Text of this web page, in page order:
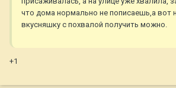
что дома нормально не пописаешь,а вот
вкусняшку с похвалой получить можно.
+1